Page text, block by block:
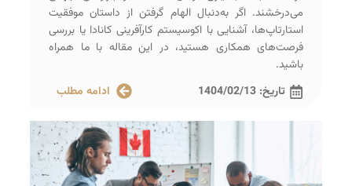
می‌درخشند. اگر به‌دنبال الهام گرفتن از داستان موفقیت
استارتاپ‌ها، آشنایی با اکوسیستم کارآفرینی کانادا یا بررسی
فرصت‌های همکاری هستید، در این مقاله با ما همراه
باشید.
تاریخ: 1404/02/13 ادامه مطلب